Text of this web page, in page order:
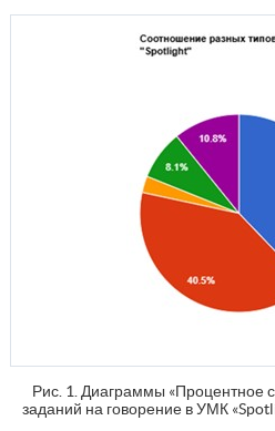
Рис. 1. Диаграммы «Процентное
заданий на говорение в УМК